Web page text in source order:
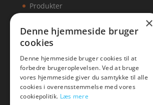
Produkter
Artikler
Malawigruppen
×
Denne hjemmeside bruger
cookies
Denne hjemmeside bruger cookies til at
forbedre brugeroplevelsen. Ved at bruge
vores hjemmeside giver du samtykke til alle
cookies i overensstemmelse med vores
cookiepolitik. Læs mere